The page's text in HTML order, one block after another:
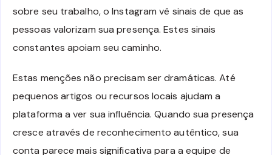
sobre seu trabalho, o Instagram vê sinais de que as
pessoas valorizam sua presença. Estes sinais
constantes apoiam seu caminho.
Estas menções não precisam ser dramáticas. Até
pequenos artigos ou recursos locais ajudam a
plataforma a ver sua influência. Quando sua presença
cresce através de reconhecimento autêntico, sua
conta parece mais significativa para a equipe de